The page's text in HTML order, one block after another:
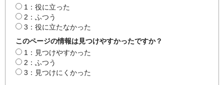
1：役に立った
2：ふつう
3：役に立たなかった
このページの情報は見つけやすかったですか？
1：見つけやすかった
2：ふつう
3：見つけにくかった